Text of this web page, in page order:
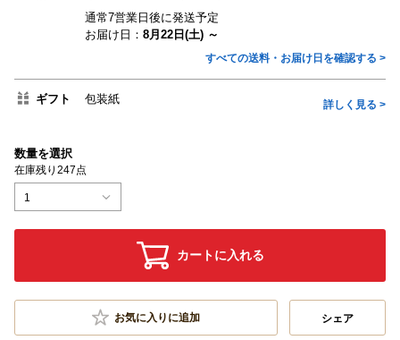
通常7営業日後に発送予定
お届け日： 8月22日(土) ～
すべての送料・お届け日を確認する >
ギフト 包装紙 詳しく見る >
数量を選択
在庫残り247点
1
カートに入れる
お気に入りに追加 シェア